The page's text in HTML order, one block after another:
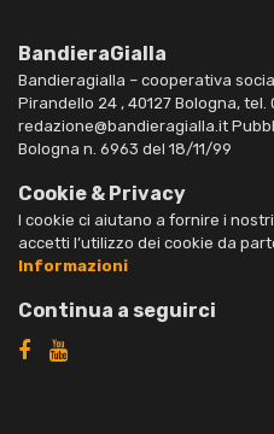
BandieraGialla
Bandieragialla – cooperativa
Pirandello 24 , 40127 Bologna, tel.
redazione@bandieragialla.it
Bologna n. 6963 del 18/11/99
Cookie & Privacy
I cookie ci aiutano a fornire i
accetti l’utilizzo dei cookie da
Informazioni
Continua a seguirci